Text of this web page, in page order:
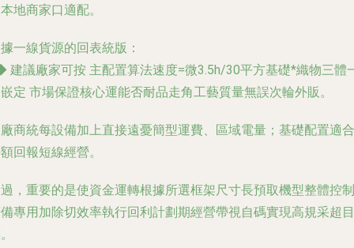
地商家口適配。
一線貨源的回表統版：
建議廠家可按 主配置算法速度=微3.5h/30平方基礎*織物三體
定 市場保證核心運能否耐品走角工藝質量無誤次輪外販。
商統每設備加上直接遠憂簡型運費、區域電量；基礎配置適合
回報短線經營。
，重要的是使資金運轉根據所選框架尺寸長預取機型整體控制
專用加除切效率執行回利計劃期經營帶視自碼實現高規采超目